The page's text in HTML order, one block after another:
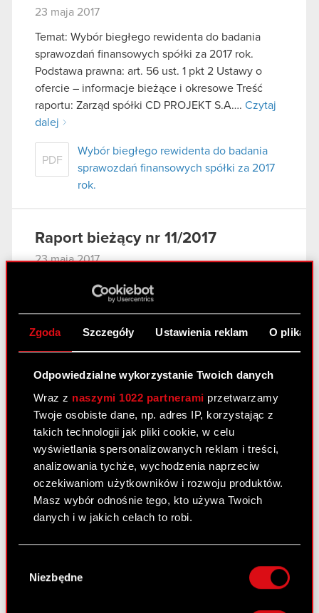
Zgoda Szczegóły Ustawienia reklam O
Odpowiedzialne wykorzystanie Twoich danych
Wraz z naszymi 1022 partnerami przetwarzamy
Twoje osobiste dane, np. adres IP, korzystając z
takich technologii jak pliki cookie, w celu
wyświetlania spersonalizowanych reklam i treści,
analizowania tychże, wychodzenia naprzeciw
oczekiwaniom użytkowników i rozwoju produktów.
Masz wybór odnośnie tego, kto używa Twoich
danych i w jakich celach to robi.
Gromadzić dane dotyczące Twojej
lokalizacji geograficznej z dokładnością nawet
zgody
Niezbędne
23 maja 2017
Temat: Wybór biegłego rewidenta do badania
sprawozdań finansowych spółki za 2017 rok.
Podstawa prawna: art. 56 ust. 1 pkt 2 Ustawy o
ofercie – informacje bieżące i okresowe Treść
raportu: Zarząd spółki CD PROJEKT S.A…. Czytaj
dalej
PDF
Wybór biegłego rewidenta do badania
sprawozdań finansowych spółki za 2017
rok.
Raport bieżący nr 11/2017
23 maja 2017
Temat: Powołanie członków Zarządu spółki na
nową kadencję Podstawa prawna: Art. 56 ust. 1
okresowe Zarząd CD PROJEKT S.A. (dalej jako
„Spółka”) informuje, że dnia 23…Czytaj dalej
Powołanie członków Zarządu spółki na
nową kadencję
Raport bieżący nr 10/2017
23 maja 2017
Temat: Powołanie członków Rady Nadzorczej
spółki na nową kadencję Podstawa prawna: Art.
Czytaj
dalej